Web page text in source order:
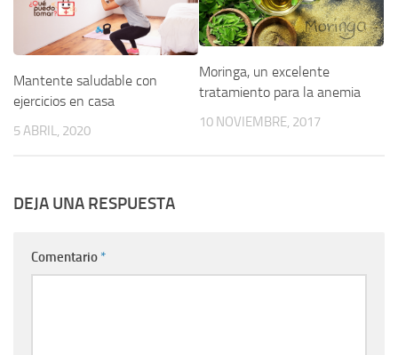
Mantente saludable con
ejercicios en casa
5 ABRIL, 2020
Moringa, un excelente
tratamiento para la anemia
10 NOVIEMBRE, 2017
DEJA UNA RESPUESTA
Comentario *